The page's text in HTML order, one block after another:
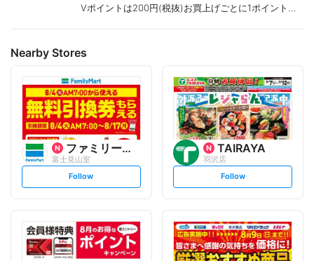
Vポイントは200円(税抜)お買上げごとに1ポイント進
Nearby Stores
ファミリーマート
富士見山室
s
t
o
w
Follow
TAIRAYA
羽沢店
s
t
l
o
w
Follow